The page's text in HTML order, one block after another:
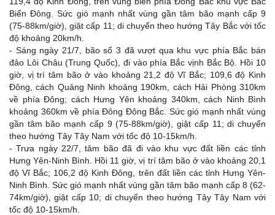
Biển Đông. Sức gió mạnh nhất vùng gần tâm bão mạnh cấp 9
(75-88km/giờ), giật cấp 11; di chuyển theo hướng Tây Bắc với tốc
độ khoảng 20km/h.
- Sáng ngày 21/7, bão số 3 đã vượt qua khu vực phía Bắc bán
đảo Lôi Châu (Trung Quốc), đi vào phía Bắc vịnh Bắc Bộ. Hồi 10
giờ, vị trí tâm bão ở vào khoảng 21,2 độ Vĩ Bắc; 109,6 độ Kinh
Đông, cách Quảng Ninh khoảng 190km, cách Hải Phòng 310km
về phía Đông; cách Hưng Yên khoảng 340km, cách Ninh Bình
khoảng 360km về phía Đông Đông Bắc. Sức gió mạnh nhất vùng
gần tâm bão mạnh cấp 9 (75-88km/giờ), giật cấp 11; di chuyển
theo hướng Tây Tây Nam với tốc độ 10-15km/h.
- Trưa ngày 22/7, tâm bão đã đi vào khu vực đất liền các tỉnh
Hưng Yên-Ninh Bình. Hồi 11 giờ, vị trí tâm bão ở vào khoảng 20,1
độ Vĩ Bắc; 106,2 độ Kinh Đông, trên đất liền các tỉnh Hưng Yên-
Ninh Bình. Sức gió mạnh nhất vùng gần tâm bão mạnh cấp 8 (62-
74km/giờ), giật cấp 10; di chuyển theo hướng Tây Tây Nam với
tốc độ 10-15km/h.